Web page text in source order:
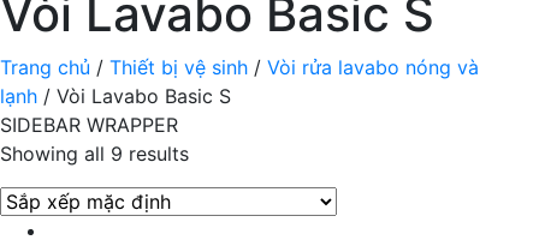
Vòi Lavabo Basic S
Trang chủ / Thiết bị vệ sinh / Vòi rửa lavabo nóng và
lạnh / Vòi Lavabo Basic S
SIDEBAR WRAPPER
Showing all 9 results